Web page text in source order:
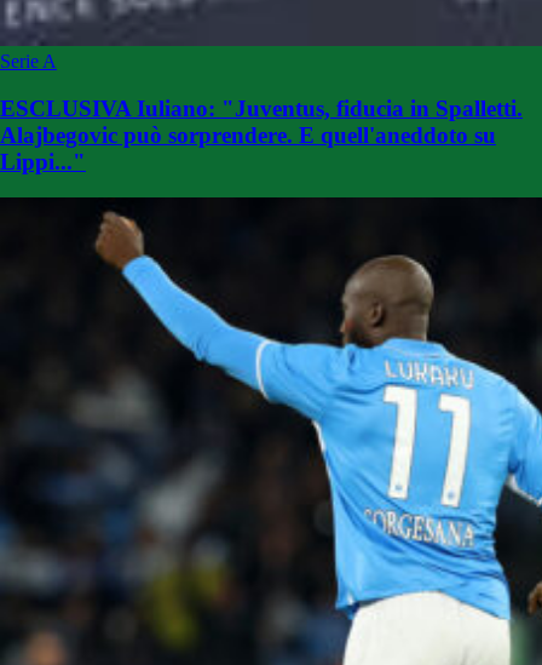
Serie A
ESCLUSIVA Iuliano: "Juventus, fiducia in Spalletti.
Alajbegovic può sorprendere. E quell'aneddoto su
Lippi..."